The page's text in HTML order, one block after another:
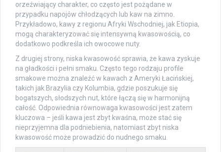
orzeźwiający charakter, co często jest pożądane w
przypadku napojów chłodzących lub kaw na zimno.
Przykładowo, kawy z regionu Afryki Wschodniej, jak Etiopia,
mogą charakteryzować się intensywną kwasowością, co
dodatkowo podkreśla ich owocowe nuty.
Z drugiej strony, niska kwasowość sprawia, że kawa zyskuje
na gładkości i pełni smaku. Często tego rodzaju profile
smakowe można znaleźć w kawach z Ameryki Łacińskiej,
takich jak Brazylia czy Kolumbia, gdzie poszukuje się
bogatszych, słodszych nut, które łączą się w harmonijną
całość. Odpowiednia równowaga kwasowości jest zatem
kluczowa – jeśli kawa jest zbyt kwaśna, może stać się
nieprzyjemna dla podniebienia, natomiast zbyt niska
kwasowość może prowadzić do nudnego smaku.